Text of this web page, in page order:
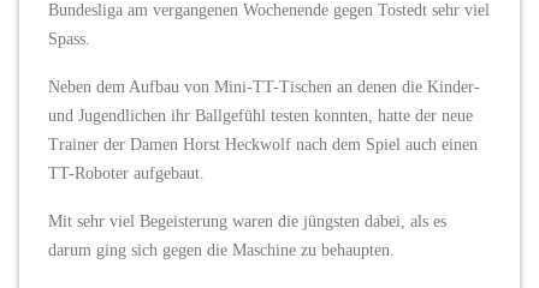
Bundesliga am vergangenen Wochenende gegen Tostedt sehr viel
Spass.
Neben dem Aufbau von Mini-TT-Tischen an denen die Kinder-
und Jugendlichen ihr Ballgefühl testen konnten, hatte der neue
Trainer der Damen Horst Heckwolf nach dem Spiel auch einen
TT-Roboter aufgebaut.
Mit sehr viel Begeisterung waren die jüngsten dabei, als es
darum ging sich gegen die Maschine zu behaupten.